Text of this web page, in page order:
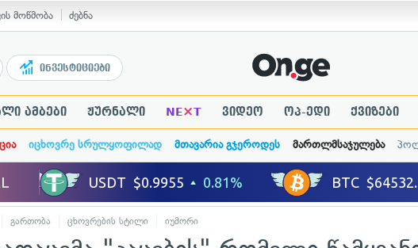
მოწმობა ძებნა
ინვესტიციები
ამბები ჟურნალი NE×T ვიდეო ოპ-ედი ქვიზები
იცხოვრე სრულყოფილად მთავარია გჯეროდეს მართლმსაჯულება
გართობა ცხოვრების სტილი იუმორი